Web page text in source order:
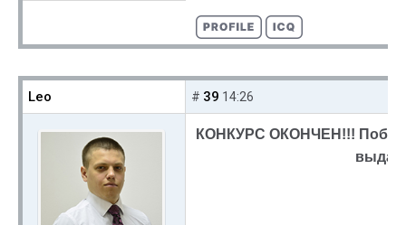
Leo # 39 14:26
КОНКУРС ОКОНЧЕН!!!